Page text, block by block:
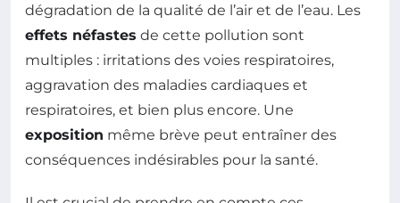
dégradation de la qualité de l’air et de l’eau. Les
effets néfastes de cette pollution sont
multiples : irritations des voies respiratoires,
aggravation des maladies cardiaques et
respiratoires, et bien plus encore. Une
exposition même brève peut entraîner des
conséquences indésirables pour la santé.